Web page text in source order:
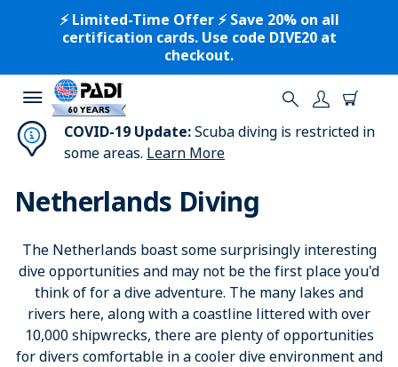
⚡️ Limited-Time Offer ⚡️ Save 20% on all
certification cards. Use code DIVE20 at
checkout.
COVID-19 Update:Scuba diving is restricted in
some areas. Learn More
Netherlands Diving
The Netherlands boast some surprisingly interesting
dive opportunities and may not be the first place you'd
think of for a dive adventure. The many lakes and
rivers here, along with a coastline littered with over
10,000 shipwrecks, there are plenty of opportunities
for divers comfortable in a cooler dive environment and